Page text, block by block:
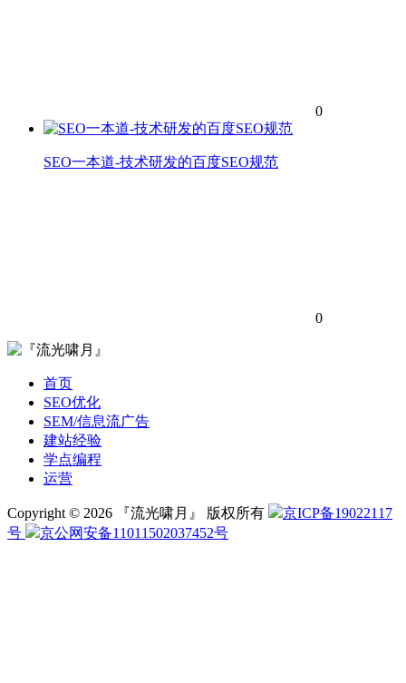
0
SEO一本道-技术研发的百度SEO规范
0
首页
SEO优化
SEM/信息流广告
建站经验
学点编程
运营
Copyright © 2026 『流光啸月』 版权所有
京ICP备19022117
号
京公网安备11011502037452号